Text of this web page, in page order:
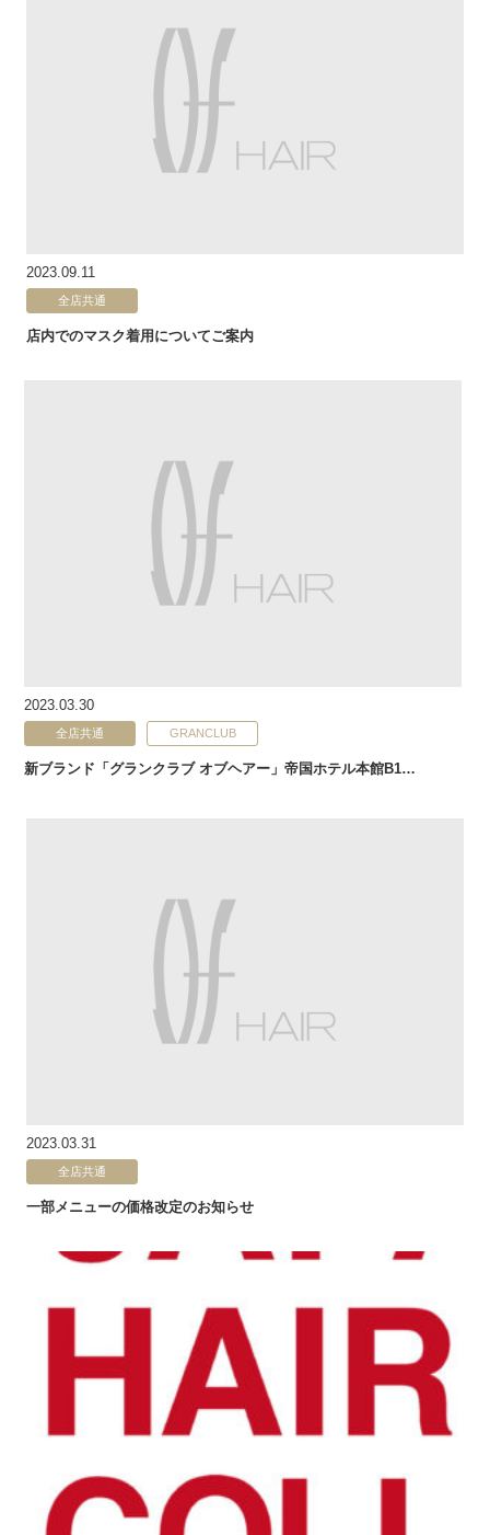
2023.09.11
全店共通
店内でのマスク着用についてご案内
2023.03.30
全店共通 GRANCLUB
新ブランド「グランクラブ オブヘアー」帝国ホテル本館B1…
2023.03.31
全店共通
一部メニューの価格改定のお知らせ